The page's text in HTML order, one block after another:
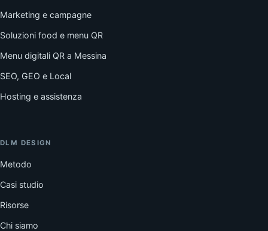
Marketing e campagne
Soluzioni food e menu QR
Menu digitali QR a Messina
SEO, GEO e Local
Hosting e assistenza
DLM DESIGN
Metodo
Casi studio
Risorse
Chi siamo